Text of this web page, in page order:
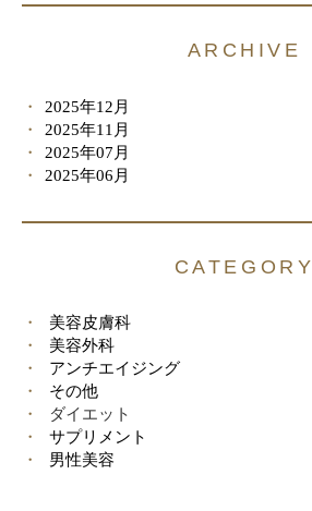
ARCHIVE
2025年12月
2025年11月
2025年07月
2025年06月
CATEGORY
美容皮膚科
美容外科
アンチエイジング
その他
ダイエット
サプリメント
男性美容